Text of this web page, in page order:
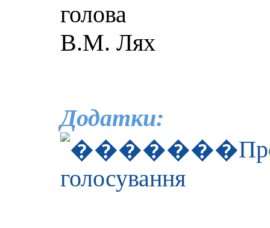
В.М. Лях
Додатки:
голосування